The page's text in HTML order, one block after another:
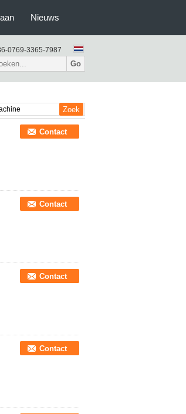
Nieuws
0769-3365-7987
Go
Contact
Contact
Contact
Contact